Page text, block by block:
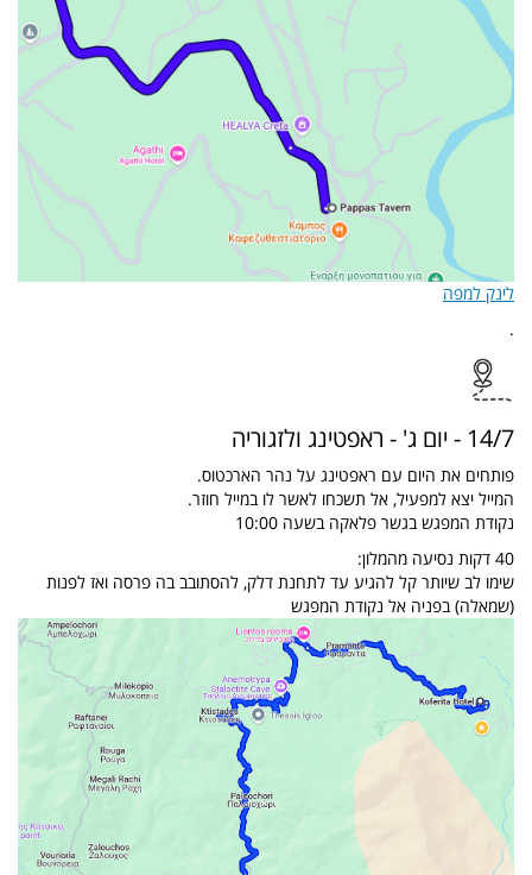
לינק למפה
.
14/7 - יום ג' - ראפטינג ולזגוריה
פותחים את היום עם ראפטינג על נהר הארכטוס.
המייל יצא למפעיל, אל תשכחו לאשר לו במייל חוזר.
נקודת המפגש בגשר פלאקה בשעה 10:00
40 דקות נסיעה מהמלון:
שימו לב שיותר קל להגיע עד לתחנת דלק, להסתובב בה פרסה ואז לפנות
(שמאלה) בפניה אל נקודת המפגש